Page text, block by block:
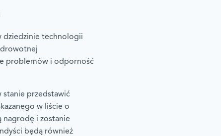
dziedzinie technologii
problemów i odporność
stanie przedstawić
w liście o
nagrodę i zostanie
będą również